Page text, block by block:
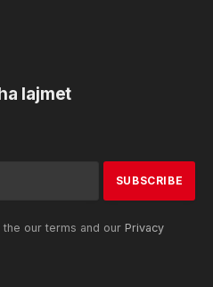
lajmet
our terms and our Privacy